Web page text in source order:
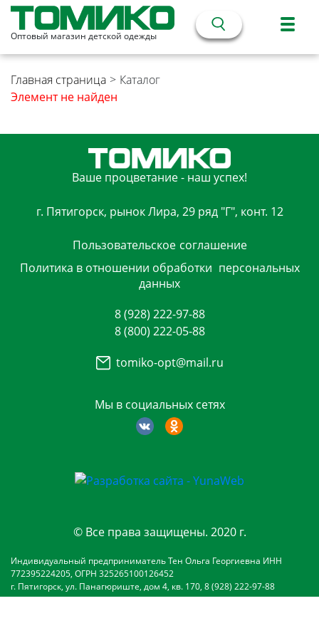
Оптовый магазин детской одежды
Главная страница > Каталог
Элемент не найден
Ваше процветание - наш успех!
г. Пятигорск, рынок Лира, 29 ряд "Г", конт. 12
Пользовательское соглашение
Политика в отношении обработки персональных
данных
Мы в социальных сетях
8 (928) 222-97-88
8 (800) 222-05-88
tomiko-opt@mail.ru
© Все права защищены. 2020 г.
Индивидуальный предприниматель Тен Ольга Георгиевна ИНН
772395224205, ОГРН 325265100126452
г. Пятигорск, ул. Панагюриште, дом 4, кв. 170, 8 (928) 222-97-88